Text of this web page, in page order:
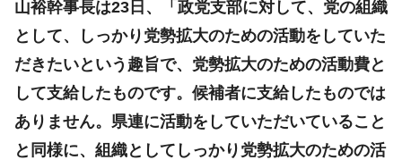
山裕幹事長は23日、「政党支部に対して、党の組織
として、しっかり党勢拡大のための活動をしていた
だきたいという趣旨で、党勢拡大のための活動費と
して支給したものです。候補者に支給したものでは
ありません。県連に活動をしていただいていること
と同様に、組織としてしっかり党勢拡大のための活